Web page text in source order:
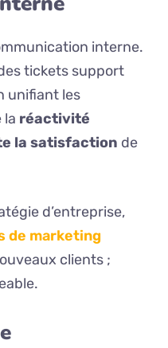
interne.
tickets support
unifiant les
la réactivité
la satisfaction de
d’entreprise,
de marketing
clients ;